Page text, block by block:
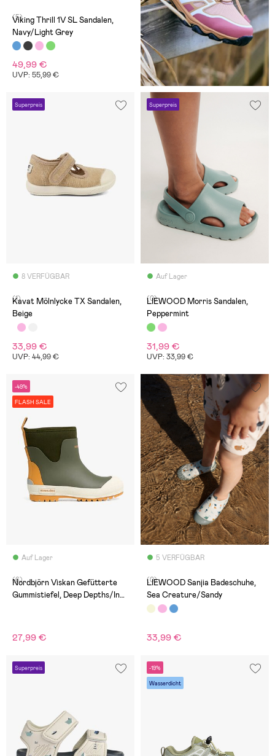
(5)
Viking Thrill 1V SL Sandalen,
Navy/Light Grey
49,99 €
UVP: 55,99 €
Superpreis
8 VERFÜGBAR
(1)
Kavat Mölnlycke TX Sandalen,
Beige
33,99 €
UVP: 44,99 €
Superpreis
Auf Lager
(0)
LIEWOOD Morris Sandalen,
Peppermint
31,99 €
UVP: 33,99 €
-49%
FLASH SALE
Auf Lager
(6)
Nordbjörn Viskan Gefütterte
Gummistiefel, Deep Depths/Inca
27,99 €
5 VERFÜGBAR
(0)
LIEWOOD Sanjia Badeschuhe,
Sea Creature/Sandy
33,99 €
Superpreis -19%
Wasserdicht